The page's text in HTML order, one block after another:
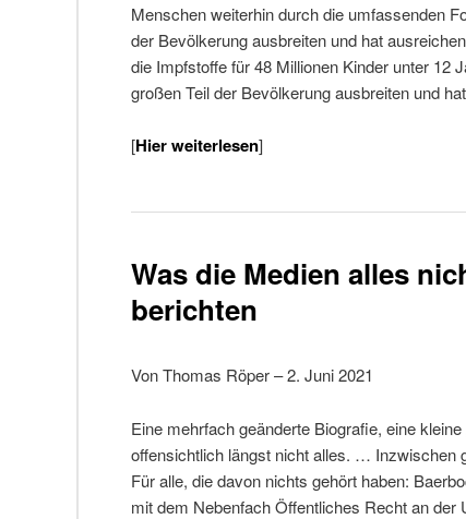
Menschen weiterhin durch die umfassenden
der Bevölkerung ausbreiten und hat
die Impfstoffe für 48 Millionen Kinder unter 12
großen Teil der Bevölkerung ausbreiten und
[Hier weiterlesen]
Was die Medien alles
berichten
Von Thomas Röper – 2. Juni 2021
Eine mehrfach geänderte Biografie, eine
offensichtlich längst nicht alles. … Inzwischen
Für alle, die davon nichts gehört haben:
mit dem Nebenfach Öffentliches Recht an der